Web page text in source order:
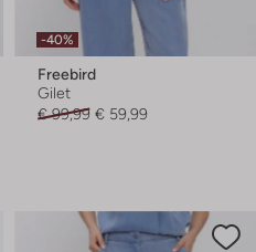
-40%
Freebird
Gilet
€ 99,99 € 59,99